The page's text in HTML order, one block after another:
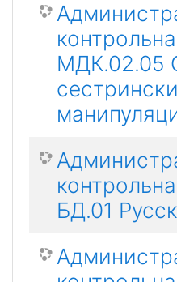
МДК.02.05
БД.01